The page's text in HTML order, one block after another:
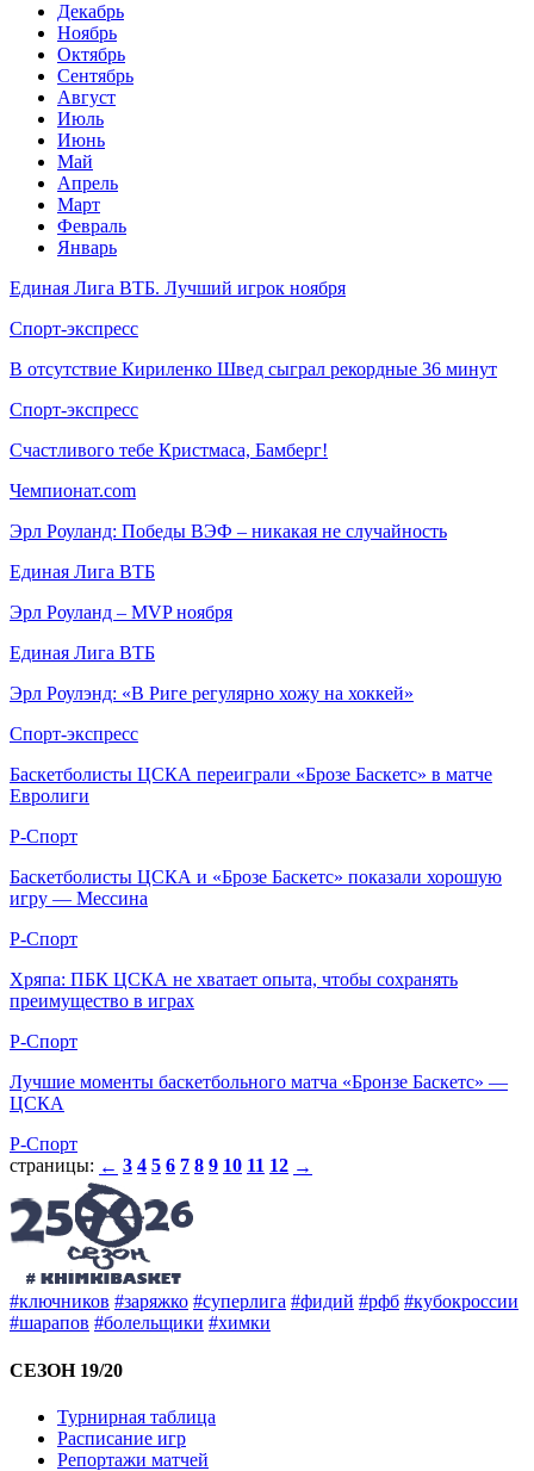
Декабрь
Ноябрь
Октябрь
Сентябрь
Август
Июль
Июнь
Май
Апрель
Март
Февраль
Январь
Единая Лига ВТБ. Лучший игрок ноября
Спорт-экспресс
В отсутствие Кириленко Швед сыграл рекордные 36 минут
Спорт-экспресс
Счастливого тебе Кристмаса, Бамберг!
Чемпионат.com
Эрл Роуланд: Победы ВЭФ – никакая не случайность
Единая Лига ВТБ
Эрл Роуланд – MVP ноября
Единая Лига ВТБ
Эрл Роулэнд: «В Риге регулярно хожу на хоккей»
Спорт-экспресс
Баскетболисты ЦСКА переиграли «Брозе Баскетс» в матче
Евролиги
Р-Спорт
Баскетболисты ЦСКА и «Брозе Баскетс» показали хорошую
игру — Мессина
Р-Спорт
Хряпа: ПБК ЦСКА не хватает опыта, чтобы сохранять
преимущество в играх
Р-Спорт
Лучшие моменты баскетбольного матча «Бронзе Баскетс» —
ЦСКА
Р-Спорт
страницы: ← 3 4 5 6 7 8 9 10 11 12 →
#ключников #заряжко #суперлига #фидий #рфб #кубокроссии
#шарапов #болельщики #химки
СЕЗОН 19/20
Турнирная таблица
Расписание игр
Репортажи матчей